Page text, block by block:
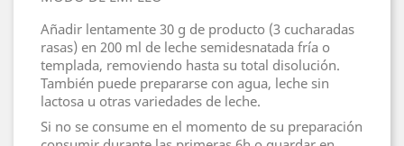
Añadir lentamente 30 g de producto (3 cucharadas
rasas) en 200 ml de leche semidesnatada fría o
templada, removiendo hasta su total disolución.
También puede prepararse con agua, leche sin
lactosa u otras variedades de leche.
Si no se consume en el momento de su preparación